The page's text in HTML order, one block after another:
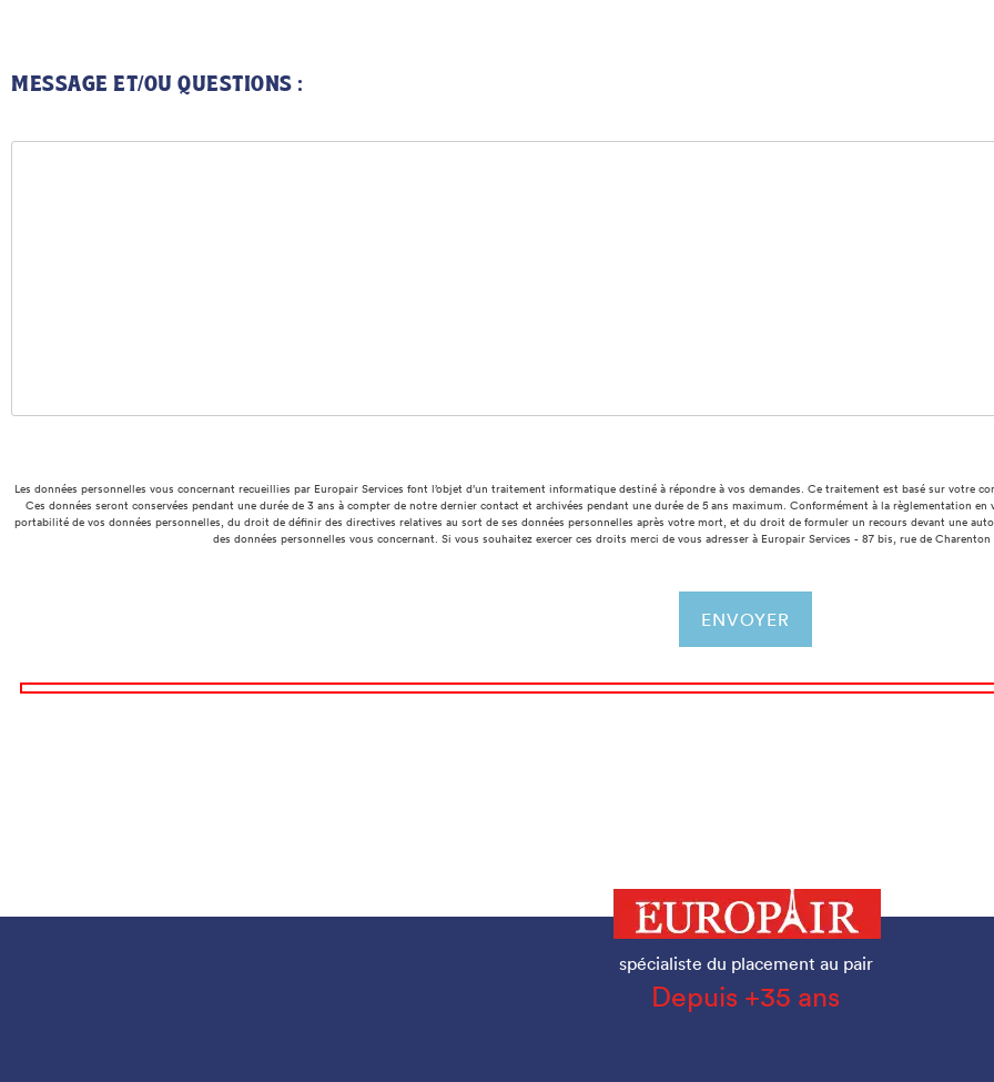
MESSAGE ET/OU QUESTIONS :
Les données personnelles vous concernant recueillies par Europair Services font l’objet d’un traitement informatique destiné à répondre à vos demandes. Ce traitement est basé sur votre
Ces données seront conservées pendant une durée de 3 ans à compter de notre dernier contact et archivées pendant une durée de 5 ans maximum. Conformément à la règlementation
portabilité de vos données personnelles, du droit de définir des directives relatives au sort de ses données personnelles après votre mort, et du droit de formuler un recours devant une
des données personnelles vous concernant. Si vous souhaitez exercer ces droits merci de vous adresser à Europair Services - 87 bis, rue de
spécialiste du placement au pair
Depuis +35 ans